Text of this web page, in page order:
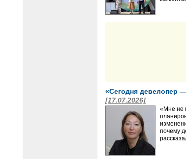
«Сегодня девелопер
[17.07.2026]
«Мне не
почему